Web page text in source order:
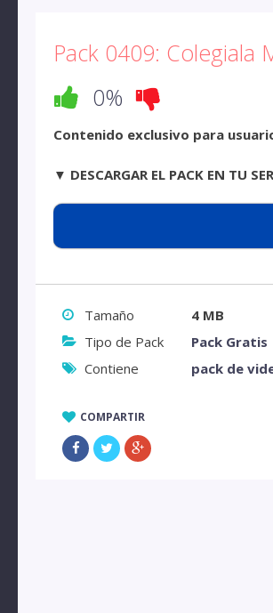
Pack 0409: Colegiala
0%
Contenido exclusivo para
▼ DESCARGAR EL PACK EN TU
Tamaño
4 MB
Tipo de Pack
Pack Gratis
Contiene
pack de
COMPARTIR